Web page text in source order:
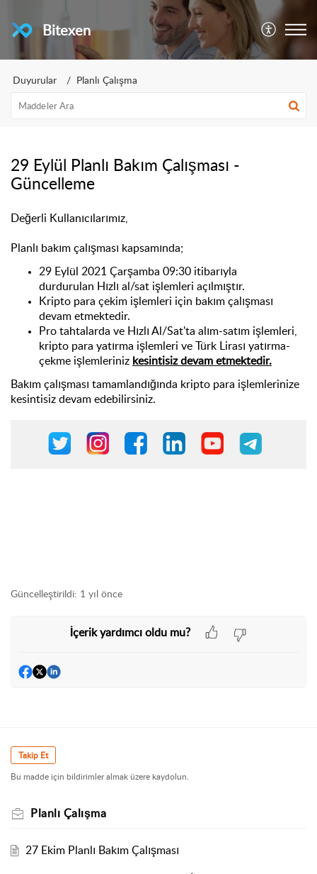
Bitexen
Duyurular Planlı Çalışma
29 Eylül Planlı Bakım Çalışması -
Güncelleme
Değerli Kullanıcılarımız,
Planlı bakım çalışması kapsamında;
29 Eylül 2021 Çarşamba 09:30 itibarıyla
durdurulan Hızlı al/sat işlemleri açılmıştır.
Kripto para çekim işlemleri için bakım çalışması
devam etmektedir.
Pro tahtalarda ve Hızlı Al/Sat'ta alım-satım işlemleri,
kripto para yatırma işlemleri ve Türk Lirası yatırma-
çekme işlemleriniz kesintisiz devam etmektedir.
Bakım çalışması tamamlandığında kripto para işlemlerinize
kesintisiz devam edebilirsiniz.
Güncelleştirildi: 1 yıl önce
İçerik yardımcı oldu mu?
Takip Et
Bu madde için bildirimler almak üzere kaydolun.
Planlı Çalışma
27 Ekim Planlı Bakım Çalışması